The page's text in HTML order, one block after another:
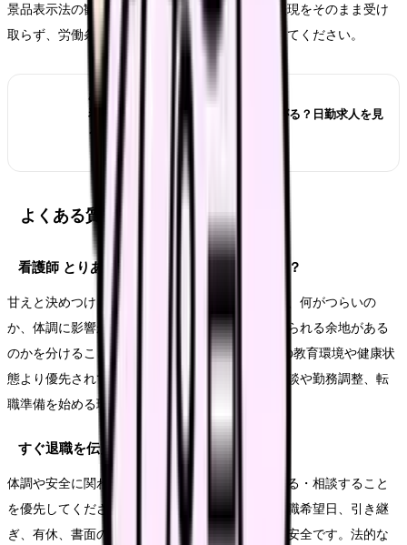
景品表示法の観点から、断定的に有利に見える表現をそのまま受け
取らず、労働条件通知書や面接で具体的に確認してください。
あわせて読みたい
看護師が夜勤なしにすると給料は下がる？日勤求人を見
る前の収入チェック
よくある質問
看護師 とりあえず3年で悩むのは甘えですか？
甘えと決めつける必要はありません。大切なのは、何がつらいの
か、体調に影響が出ているのか、今の職場で変えられる余地がある
のかを分けることです。3年という言葉が、実際の教育環境や健康状
態より優先されていることが続いているなら、相談や勤務調整、転
職準備を始める理由になります。
すぐ退職を伝えてもいいですか？
体調や安全に関わる状態なら、まず休む・受診する・相談すること
を優先してください。退職意思が固い場合も、退職希望日、引き継
ぎ、有休、書面の記録を整理してから伝える方が安全です。法的な